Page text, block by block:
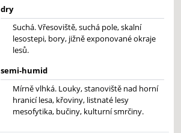
dry
Suchá. Vřesoviště, suchá pole, skalní
lesostepi, bory, jižně exponované okraje
lesů.
semi-humid
Mírně vlhká. Louky, stanoviště nad horní
hranicí lesa, křoviny, listnaté lesy
mesofytika, bučiny, kulturní smrčiny.